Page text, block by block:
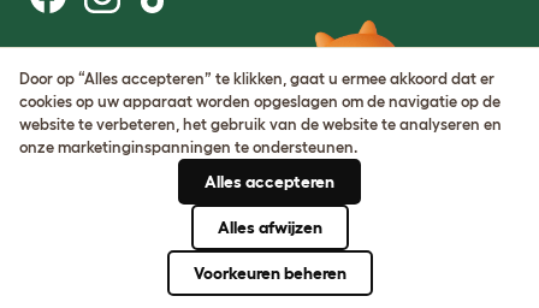
Gebruiksvoorwaarden
Cookie & privacybeleid
Cookie Settings
Sitemap
BTW-nummer: DE317631106
Door op “Alles accepteren” te klikken, gaat u ermee akkoord dat er
cookies op uw apparaat worden opgeslagen om de navigatie op de
website te verbeteren, het gebruik van de website te analyseren en
onze marketinginspanningen te ondersteunen.
Alles accepteren
Alles afwijzen
Voorkeuren beheren